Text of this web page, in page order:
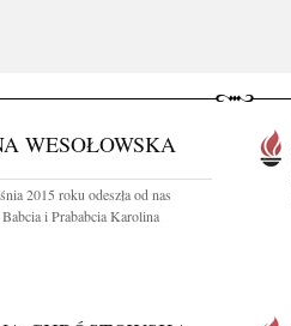
WESOŁOWSKA
2015 roku odeszła od nas
i Prababcia Karolina